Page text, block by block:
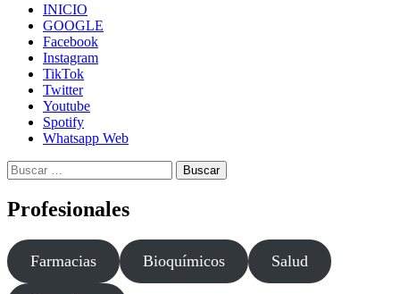
INICIO
GOOGLE
Facebook
Instagram
TikTok
Twitter
Youtube
Spotify
Whatsapp Web
Buscar:
Profesionales
Farmacias Bioquímicos Salud